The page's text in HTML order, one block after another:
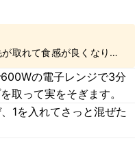
取れて食感が良くなりま
さいね。
の電子レンジで3分
取って実をそぎます。
1を入れてさっと混ぜた